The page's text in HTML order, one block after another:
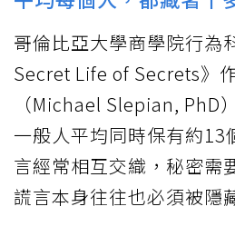
哥倫比亞大學商學院行為
Secret Life of Secrets》
（Michael Slepian, PhD
一般人平均同時保有約13
言經常相互交織，秘密需
謊言本身往往也必須被隱